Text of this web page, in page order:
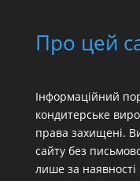
Про цей
Інформаційний
кондитерське
права захищені.
сайту без
лише за